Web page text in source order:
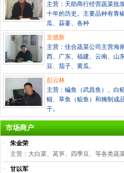
主营：天助商行经营蔬菜批
十年的历史。主要品种有青
瓜、蒜薹、各种
文德新
主营：佳合蔬菜公司主营海
西、广东、福建、云南、山
豆、茄子、黄瓜、
彭云林
主营：鳊鱼（武昌鱼）、白
鲢、草鱼（鲩鱼）和腌制成
干。
市场商户
·
朱金荣
主营：大白菜、莴笋、四季豆、等各类蔬
·
甘以军